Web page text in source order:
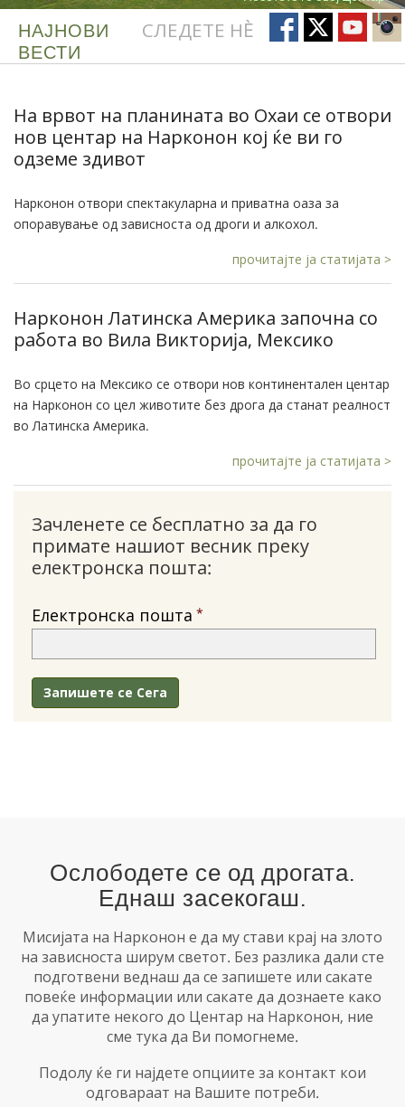
СЛЕДЕТЕ НÈ
НАЈНОВИ
ВЕСТИ
На врвот на планината во Охаи се отвори
нов центар на Нарконон кој ќе ви го
одземе здивот
Нарконон отвори спектакуларна и приватна оаза за
опоравување од зависноста од дроги и алкохол.
прочитајте ја статијата >
Нарконон Латинска Америка започна со
работа во Вила Викториjа, Мексико
Во срцето на Мексико се отвори нов континентален центар
на Нарконон со цел животите без дрога да станат реалност
во Латинска Америка.
прочитајте ја статијата >
Зачленете се бесплатно за да го
примате нашиот весник преку
електронска пошта:
Електронска пошта
Запишете се Сега
Ослободете се од дрогата.
Еднаш засекогаш.
Мисијата на Нарконон е да му стави крај на злото
на зависноста ширум светот. Без разлика дали сте
подготвени веднаш да се запишете или сакате
повеќе информации или сакате да дознаете како
да упатите некого до Центар на Нарконон, ние
сме тука да Ви помогнеме.
Подолу ќе ги најдете опциите за контакт кои
одговараат на Вашите потреби.